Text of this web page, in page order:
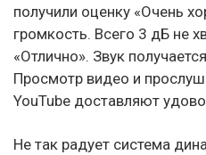
получили оценку «Очень
громкость. Всего 3 дБ не
«Отлично». Звук
Просмотр видео и
YouTube доставляют
Не так радует система